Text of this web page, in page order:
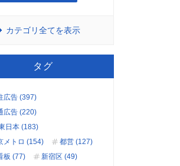
カテゴリ全てを表示
タグ
広告 (397)
広告 (220)
日本 (183)
メトロ (154)
都営 (127)
板 (77)
新宿区 (49)